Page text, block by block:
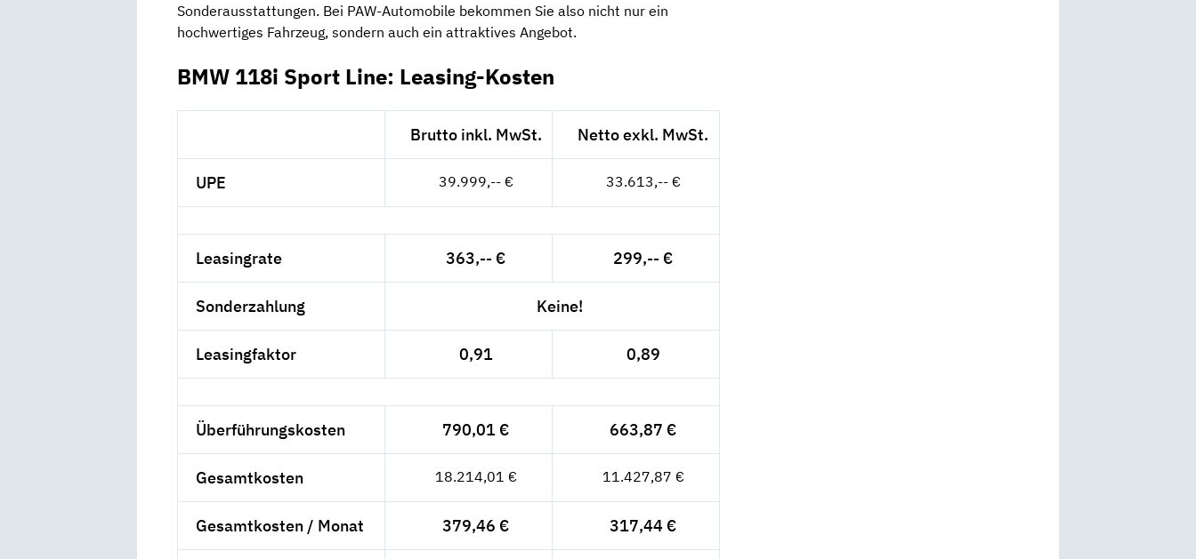
Sonderausstattungen. Bei PAW-Automobile bekommen Sie also nicht nur ein
hochwertiges Fahrzeug, sondern auch ein attraktives Angebot.
BMW 118i Sport Line: Leasing-Kosten
Brutto inkl. MwSt. Netto exkl. MwSt.
UPE 39.999,-- € 33.613,-- €
Leasingrate 363,-- € 299,-- €
Sonderzahlung Keine!
Leasingfaktor 0,91 0,89
Überführungskosten 790,01 € 663,87 €
Gesamtkosten 18.214,01 € 11.427,87 €
Gesamtkosten / Monat 379,46 € 317,44 €